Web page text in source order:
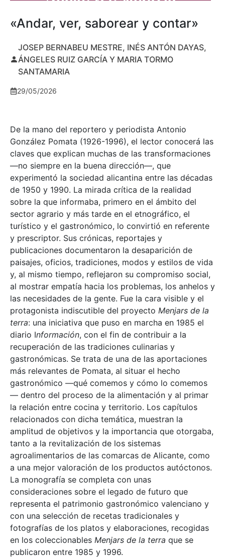
«Andar, ver, saborear y contar»
JOSEP BERNABEU MESTRE, INÉS ANTÓN DAYAS,
ÁNGELES RUIZ GARCÍA Y MARIA TORMO
SANTAMARIA
29/05/2026
De la mano del reportero y periodista Antonio
González Pomata (1926-1996), el lector conocerá las
claves que explican muchas de las transformaciones
—no siempre en la buena dirección—, que
experimentó la sociedad alicantina entre las décadas
de 1950 y 1990. La mirada crítica de la realidad
sobre la que informaba, primero en el ámbito del
sector agrario y más tarde en el etnográfico, el
turístico y el gastronómico, lo convirtió en referente
y prescriptor. Sus crónicas, reportajes y
publicaciones documentaron la desaparición de
paisajes, oficios, tradiciones, modos y estilos de vida
y, al mismo tiempo, reflejaron su compromiso social,
al mostrar empatía hacia los problemas, los anhelos y
las necesidades de la gente. Fue la cara visible y el
protagonista indiscutible del proyecto Menjars de la
terra: una iniciativa que puso en marcha en 1985 el
diario Información, con el fin de contribuir a la
recuperación de las tradiciones culinarias y
gastronómicas. Se trata de una de las aportaciones
más relevantes de Pomata, al situar el hecho
gastronómico —qué comemos y cómo lo comemos
— dentro del proceso de la alimentación y al primar
la relación entre cocina y territorio. Los capítulos
relacionados con dicha temática, muestran la
amplitud de objetivos y la importancia que otorgaba,
tanto a la revitalización de los sistemas
agroalimentarios de las comarcas de Alicante, como
a una mejor valoración de los productos autóctonos.
La monografía se completa con unas
consideraciones sobre el legado de futuro que
representa el patrimonio gastronómico valenciano y
con una selección de recetas tradicionales y
fotografías de los platos y elaboraciones, recogidas
en los coleccionables Menjars de la terra que se
publicaron entre 1985 y 1996.